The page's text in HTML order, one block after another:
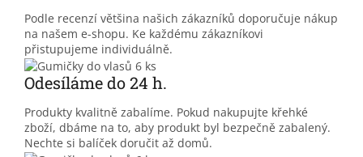
Podle recenzí většina našich zákazníků doporučuje nákup
na našem e-shopu. Ke každému zákazníkovi
přistupujeme individuálně.
Odesíláme do 24 h.
Produkty kvalitně zabalíme. Pokud nakupujte křehké
zboží, dbáme na to, aby produkt byl bezpečně zabalený.
Nechte si balíček doručit až domů.